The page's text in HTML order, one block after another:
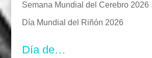
Semana Mundial del Cerebro 2026
Día Mundial del Riñón 2026
Día de…